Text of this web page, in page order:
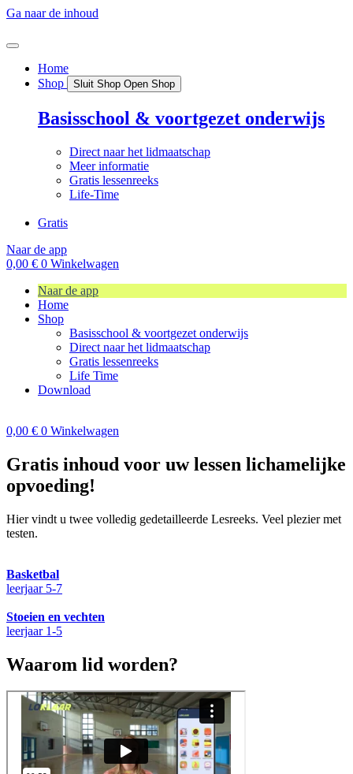
Ga naar de inhoud
Home
Shop
Sluit Shop Open Shop
Basisschool & voortgezet onderwijs
Direct naar het lidmaatschap
Meer informatie
Gratis lessenreeks
Life-Time
Gratis
Naar de app
0,00 € 0 Winkelwagen
Naar de app
Home
Shop
Basisschool & voortgezet onderwijs
Direct naar het lidmaatschap
Gratis lessenreeks
Life Time
Download
0,00 € 0 Winkelwagen
Gratis inhoud voor uw lessen lichamelijke
opvoeding!
Hier vindt u twee volledig gedetailleerde Lesreeks. Veel plezier met
testen.
Basketbal
leerjaar 5-7
Stoeien en vechten
leerjaar 1-5
Waarom lid worden?